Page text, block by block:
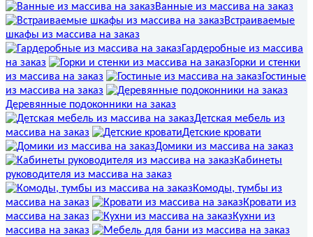
Ванные из массива на заказ
Встраиваемые
шкафы из массива на заказ
Гардеробные из массива
на заказ
Горки и стенки
из массива на заказ
Гостиные
из массива на заказ
Деревянные подоконники на заказ
Детская мебель из
массива на заказ
Детские кровати
Домики из массива на заказ
Кабинеты
руководителя из массива на заказ
Комоды, тумбы из
массива на заказ
Кровати из
массива на заказ
Кухни из
массива на заказ